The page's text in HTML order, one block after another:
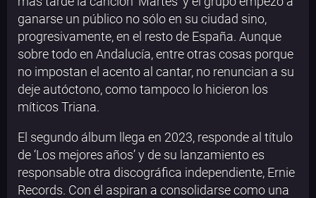
ganarse un público no sólo en su ciudad sino,
progresivamente, en el resto de España. Aunque
sobre todo en Andalucía, entre otras cosas porque
no impostan el acento al cantar, no renuncian a su
deje autóctono, como tampoco lo hicieron los
míticos Triana.
El segundo álbum llega en 2023, responde al título
de ‘Los mejores años’ y de su lanzamiento es
responsable otra discográfica independiente, Ernie
Records. Con él aspiran a consolidarse como una